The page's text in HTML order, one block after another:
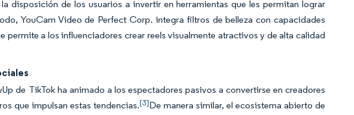
disposición de los usuarios a invertir en herramientas que les permitan lograr
YouCam Video de Perfect Corp. integra filtros de belleza con capacidades
a los influenciadores crear reels visualmente atractivos y de alta calidad
de TikTok ha animado a los espectadores pasivos a convertirse en creadores
que impulsan estas tendencias.[3]De manera similar, el ecosistema abierto de